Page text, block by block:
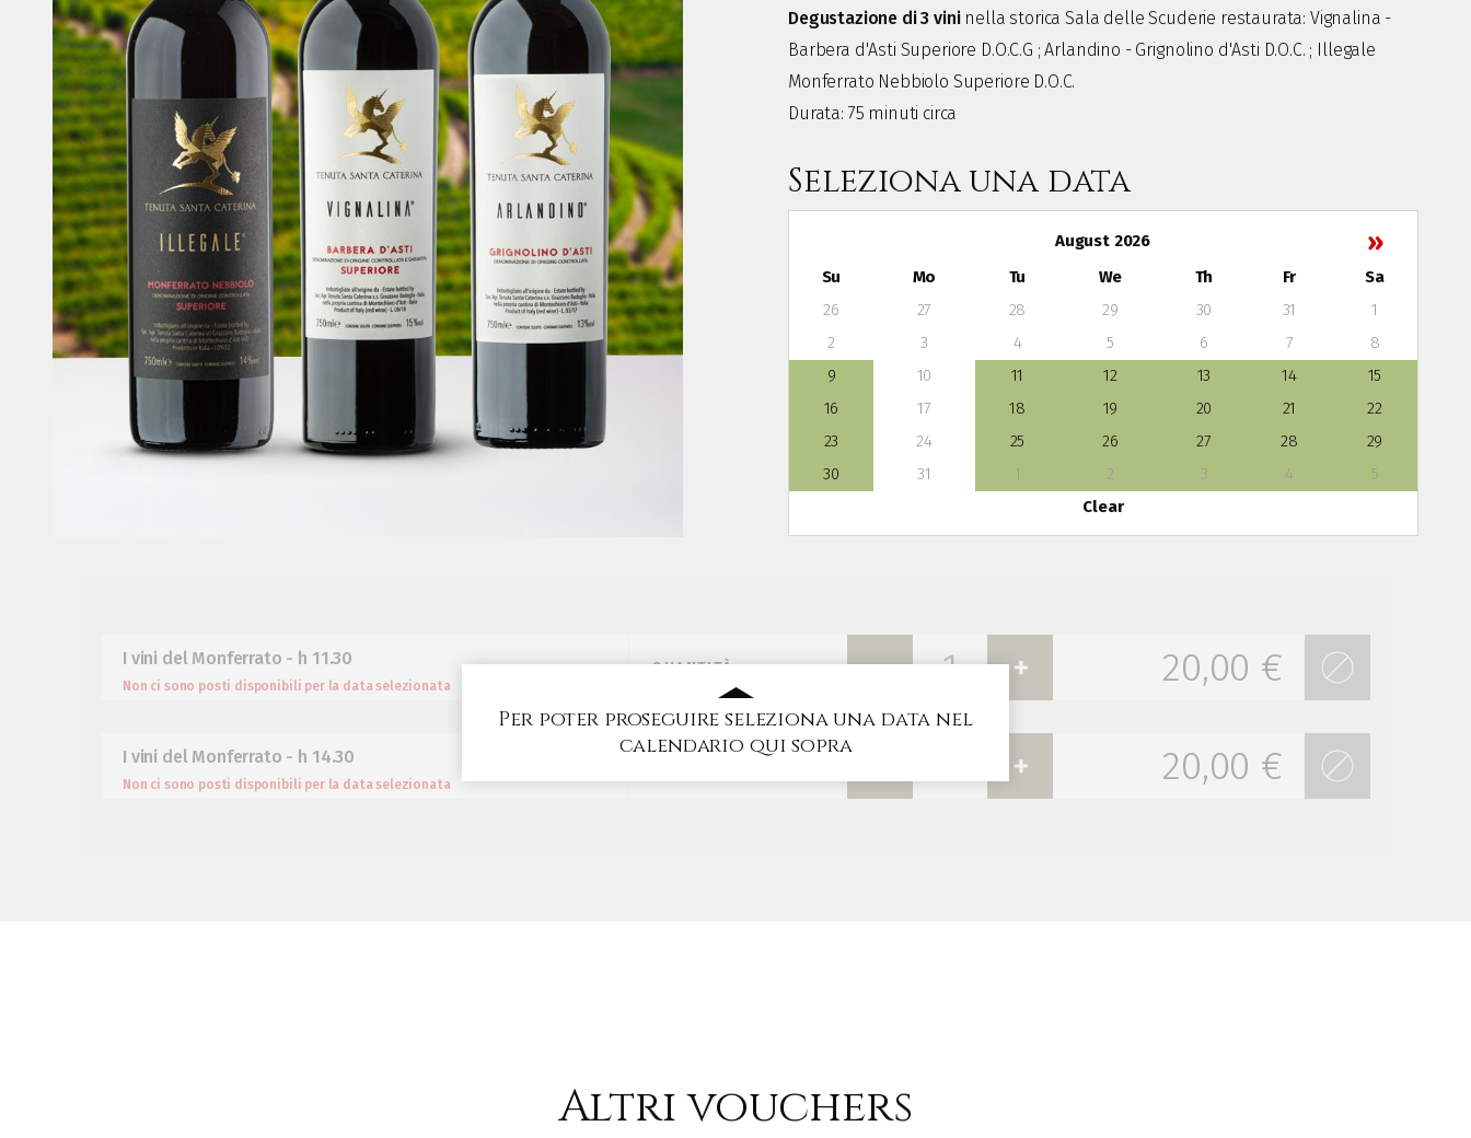
Degustazione di 3 vininella storica Sala delle Scuderie restaurata: Vignalina -
Barbera d'Asti Superiore D.O.C.G ; Arlandino - Grignolino d'Asti D.O.C. ; Illegale
Monferrato Nebbiolo Superiore D.O.C.
Durata: 75 minuti circa
Seleziona una data
August 2026 »
Su Mo Tu We Th Fr
Sa
26
27 28 29 30 31
1
2
3 4 5 6 7
8
9
10 11 12 13 14
15
16
17 18 19 20 21
22
23
24 25 26 27 28
29
30
31 1 2 3 4
5
Clear
Per poter proseguire seleziona una data nel
calendario qui sopra
I vini del Monferrato - h 11.30
Non ci sono posti disponibili per la data selezionata
QUANTITÀ 20,00 €
I vini del Monferrato - h 14.30
Non ci sono posti disponibili per la data selezionata 20,00 €
Altri vouchers